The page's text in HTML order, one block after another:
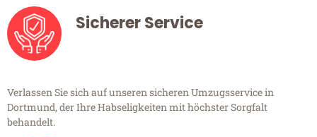
Sicherer Service
Verlassen Sie sich auf unseren sicheren Umzugsservice in
Dortmund, der Ihre Habseligkeiten mit höchster Sorgfalt
behandelt.